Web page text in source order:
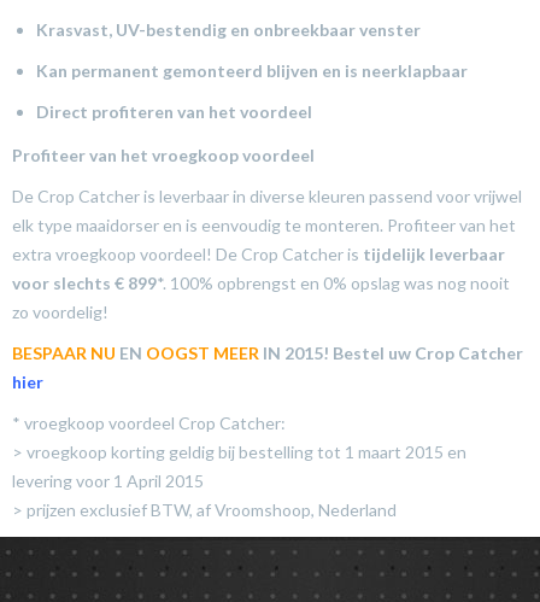
Krasvast, UV-bestendig en onbreekbaar venster
Kan permanent gemonteerd blijven en is neerklapbaar
Direct profiteren van het voordeel
Profiteer van het vroegkoop voordeel
De Crop Catcher is leverbaar in diverse kleuren passend voor vrijwel
elk type maaidorser en is eenvoudig te monteren. Profiteer van het
extra vroegkoop voordeel! De Crop Catcher is tijdelijk leverbaar
voor slechts € 899*. 100% opbrengst en 0% opslag was nog nooit
zo voordelig!
BESPAAR NU EN OOGST MEER IN 2015! Bestel uw Crop Catcher
hier
* vroegkoop voordeel Crop Catcher:
> vroegkoop korting geldig bij bestelling tot 1 maart 2015 en
levering voor 1 April 2015
> prijzen exclusief BTW, af Vroomshoop, Nederland